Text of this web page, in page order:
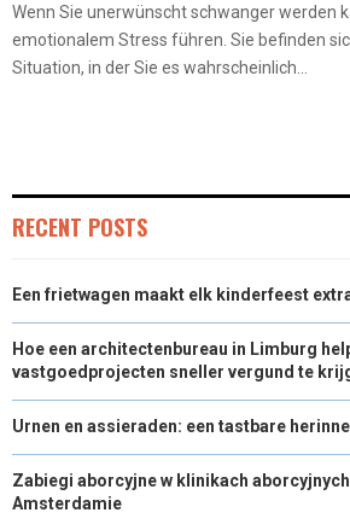
Wenn Sie unerwünscht schwanger werden
emotionalem Stress führen. Sie befinden
Situation, in der Sie es wahrscheinlich...
RECENT POSTS
Een frietwagen maakt elk kinderfeest
Hoe een architectenbureau in Limburg
vastgoedprojecten sneller vergund te
Urnen en assieraden: een tastbare
Zabiegi aborcyjne w klinikach
Amsterdamie